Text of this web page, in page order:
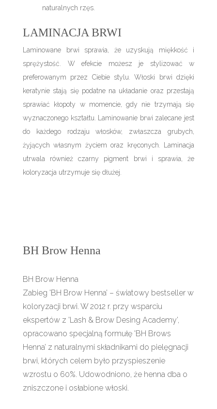
naturalnych rzęs.
LAMINACJA BRWI
Laminowane brwi sprawia, że uzyskują miękkość i
sprężystość. W efekcie możesz je stylizować w
preferowanym przez Ciebie stylu. Włoski brwi dzięki
keratynie stają się podatne na układanie oraz przestają
sprawiać kłopoty w momencie, gdy nie trzymają się
wyznaczonego kształtu. Laminowanie brwi zalecane jest
do każdego rodzaju włosków, zwłaszcza grubych,
żyjących własnym życiem oraz kręconych. Laminacja
utrwala również czarny pigment brwi i sprawia, że
koloryzacja utrzymuje się dłużej.
BH Brow Henna
BH Brow Henna
Zabieg 'BH Brow Henna’ – światowy bestseller w
koloryzacji brwi. W 2012 r. przy wsparciu
ekspertów z 'Lash & Brow Desing Academy’,
opracowano specjalną formułę 'BH Brows
Henna’ z naturalnymi składnikami do pielęgnacji
brwi, których celem było przyspieszenie
wzrostu o 60%. Udowodniono, że henna dba o
zniszczone i osłabione włoski.